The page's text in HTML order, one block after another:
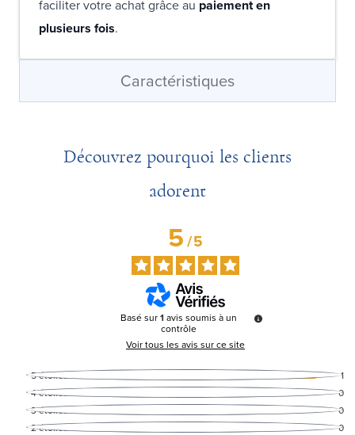
faciliter votre achat grâce au paiement en
plusieurs fois.
Caractéristiques
Découvrez pourquoi les clients
adorent
5/5
Basé sur1 avis soumis à un
contrôle
Voir tous les avis sur ce site
5étoiles
1
4étoiles
0
3étoiles
0
2étoiles
0